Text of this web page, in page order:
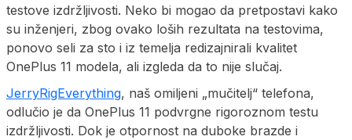
testove izdržljivosti. Neko bi mogao da pretpostavi kako
su inženjeri, zbog ovako loših rezultata na testovima,
ponovo seli za sto i iz temelja redizajnirali kvalitet
OnePlus 11 modela, ali izgleda da to nije slučaj.
JerryRigEverything, naš omiljeni „mučitelj“ telefona,
odlučio je da OnePlus 11 podvrgne rigoroznom testu
izdržljivosti. Dok je otpornost na duboke brazde i